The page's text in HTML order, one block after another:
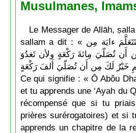
Musulmanes,
Le Messager de Allāh,
sallam a dit : « يَا أبا ذَر لأن تَغدُوَ فَتَتَعَلَّمَ ءايَة مِن
أَن تُصَلّيَ مِائةَ رَكْعَةٍ ولأن تَغدُوَ
خَيْرٌ لَكَ مِن أَن تُصَلّيَ أَلفَ رَكْعَةٍ »
Ce qui signifie : « Ô Abôu
et tu apprends une ‘Ayah du
récompensé que si tu
prières surérogatoires) et si
apprends un chapitre de la